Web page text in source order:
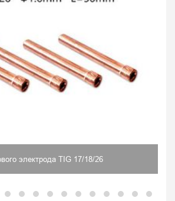
электрода TIG 17/18/26